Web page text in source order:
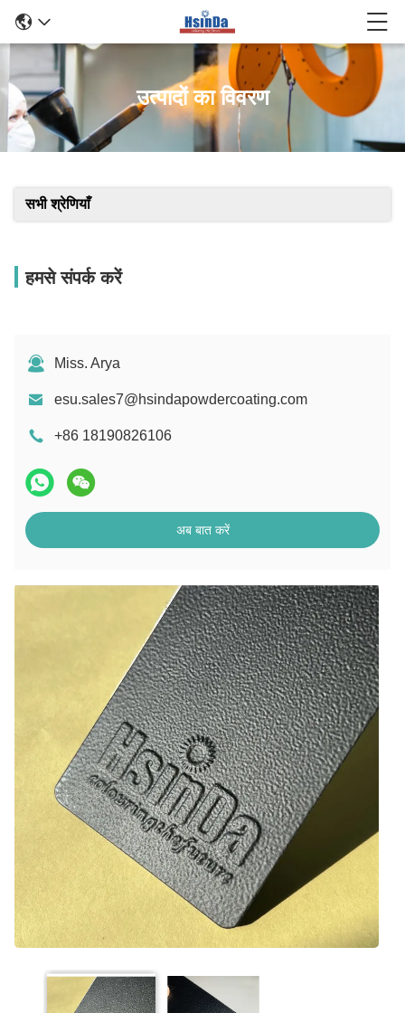
उत्पादों का विवरण
सभी श्रेणियाँ
हमसे संपर्क करें
Miss. Arya
esu.sales7@hsindapowdercoating.com
+86 18190826106
अब बात करें